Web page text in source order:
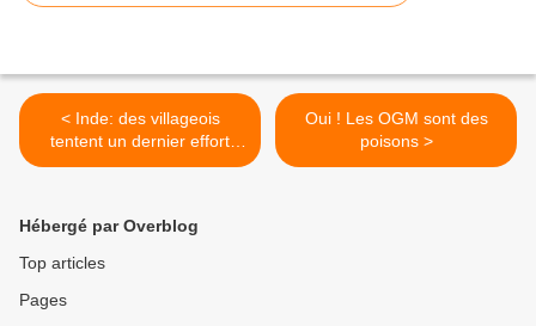
< Inde: des villageois
tentent un dernier effort
pour contrer un projet
Oui ! Les OGM sont des
poisons >
Hébergé par Overblog
Top articles
Pages